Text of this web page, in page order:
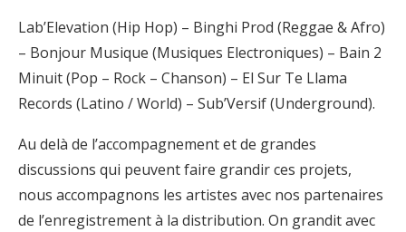
Lab’Elevation (Hip Hop) – Binghi Prod (Reggae & Afro)
– Bonjour Musique (Musiques Electroniques) – Bain 2
Minuit (Pop – Rock – Chanson) – El Sur Te Llama
Records (Latino /World) – Sub’Versif (Underground).
Au delà de l’accompagnement et de grandes
discussions qui peuvent faire grandir ces projets,
nous accompagnons les artistes avec nos partenaires
de l’enregistrement à la distribution. On grandit avec